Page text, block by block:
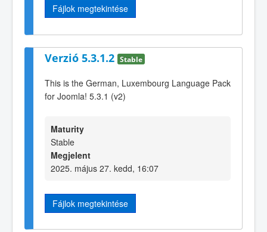
Fájlok megtekintése
Verzió 5.3.1.2 Stable
This is the German, Luxembourg Language Pack
for Joomla! 5.3.1 (v2)
Maturity
Stable
Megjelent
2025. május 27. kedd, 16:07
Fájlok megtekintése